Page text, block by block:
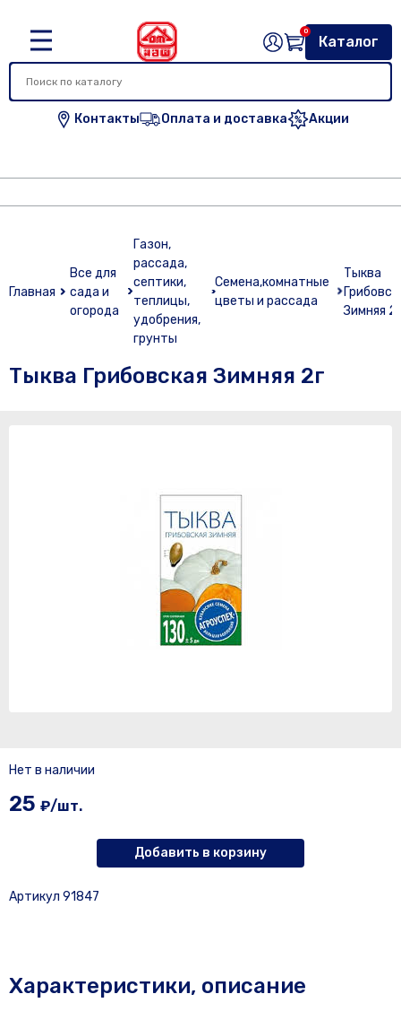
Контакты Оплата и доставка Акции
Каталог
0
Главная
Все для
сада и
огорода
Газон,
рассада,
септики,
теплицы,
удобрения,
грунты
Семена,комнатные
цветы и рассада
Тыква
Зимняя 2г
Тыква Грибовская Зимняя 2г
Нет в наличии
25 ₽/шт.
Добавить в корзину
Артикул 91847
Характеристики, описание